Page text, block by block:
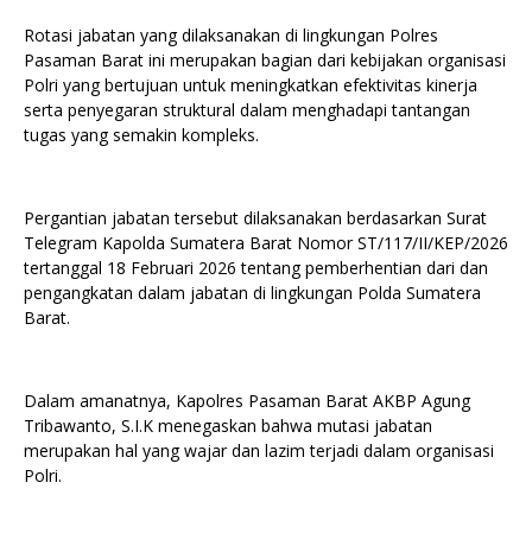
Rotasi jabatan yang dilaksanakan di lingkungan Polres
Pasaman Barat ini merupakan bagian dari kebijakan organisasi
Polri yang bertujuan untuk meningkatkan efektivitas kinerja
serta penyegaran struktural dalam menghadapi tantangan
tugas yang semakin kompleks.
Pergantian jabatan tersebut dilaksanakan berdasarkan Surat
Telegram Kapolda Sumatera Barat Nomor ST/117/II/KEP/2026
tertanggal 18 Februari 2026 tentang pemberhentian dari dan
pengangkatan dalam jabatan di lingkungan Polda Sumatera
Barat.
Dalam amanatnya, Kapolres Pasaman Barat AKBP Agung
Tribawanto, S.I.K menegaskan bahwa mutasi jabatan
merupakan hal yang wajar dan lazim terjadi dalam organisasi
Polri.